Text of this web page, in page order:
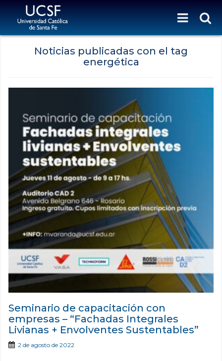
Noticias publicadas con el tag
energética
Seminario de capacitación con
empresas – “Fachadas Integrales
Livianas + Envolventes Sustentables”
2 de agosto de 2022